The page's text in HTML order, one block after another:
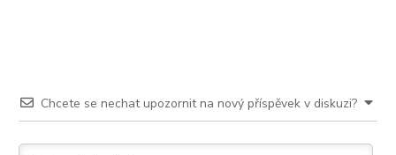
plný
hlodavců
Chcete se nechat upozornit na nový příspěvek v diskuzi?